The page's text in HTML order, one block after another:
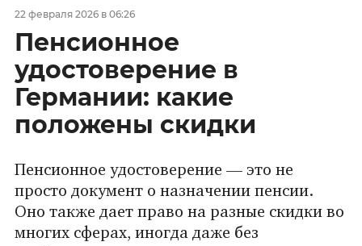
22 февраля 2026 в 06:26
Пенсионное
удостоверение в
Германии: какие
положены скидки
Пенсионное удостоверение — это не
просто документ о назначении пенсии.
Оно также дает право на разные скидки во
многих сферах, иногда даже без